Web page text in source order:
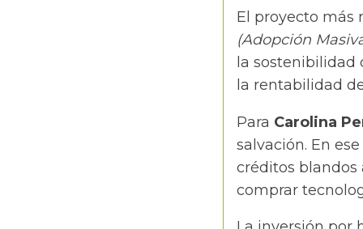
El proyecto más
(Adopción
la
la rentabilidad
Para Carolina
salvación. En
créditos blandos
comprar